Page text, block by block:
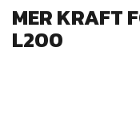
MER KRAFT
L200